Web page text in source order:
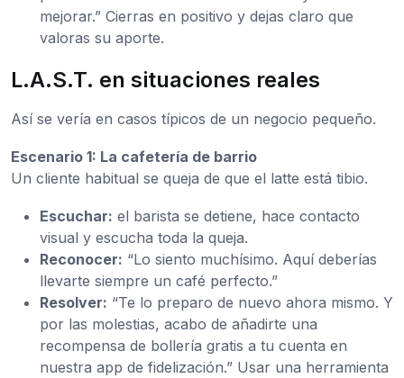
mejorar.” Cierras en positivo y dejas claro que
valoras su aporte.
L.A.S.T. en situaciones reales
Así se vería en casos típicos de un negocio pequeño.
Escenario 1: La cafetería de barrio
Un cliente habitual se queja de que el latte está tibio.
Escuchar: el barista se detiene, hace contacto
visual y escucha toda la queja.
Reconocer: “Lo siento muchísimo. Aquí deberías
llevarte siempre un café perfecto.”
Resolver: “Te lo preparo de nuevo ahora mismo. Y
por las molestias, acabo de añadirte una
recompensa de bollería gratis a tu cuenta en
nuestra app de fidelización.” Usar una herramienta